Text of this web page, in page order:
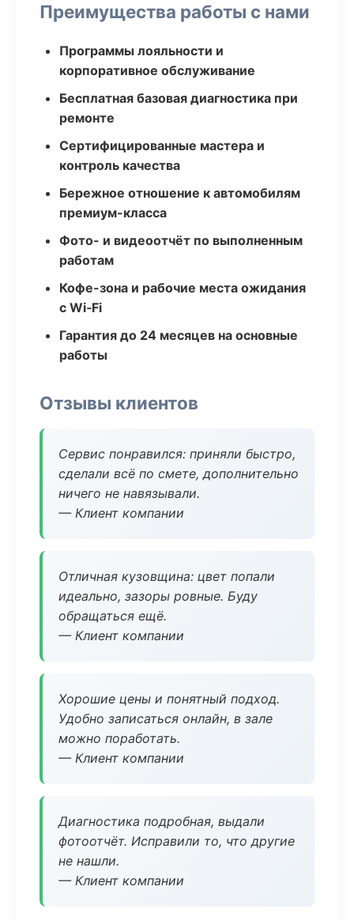
Преимущества работы с нами
Программы лояльности и
корпоративное обслуживание
Бесплатная базовая диагностика при
ремонте
Сертифицированные мастера и
контроль качества
Бережное отношение к автомобилям
премиум-класса
Фото- и видеоотчёт по выполненным
работам
Кофе-зона и рабочие места ожидания
с Wi‑Fi
Гарантия до 24 месяцев на основные
работы
Отзывы клиентов
Сервис понравился: приняли быстро,
сделали всё по смете, дополнительно
ничего не навязывали.
— Клиент компании
Отличная кузовщина: цвет попали
идеально, зазоры ровные. Буду
обращаться ещё.
— Клиент компании
Хорошие цены и понятный подход.
Удобно записаться онлайн, в зале
можно поработать.
— Клиент компании
Диагностика подробная, выдали
фотоотчёт. Исправили то, что другие
не нашли.
— Клиент компании